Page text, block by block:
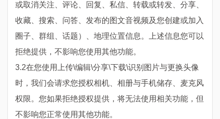
或取消关注、评论、回复、私信、转载或转发、分享、
收藏、搜索、问答、发布的图文音视频及您创建或加入
圈子、群组、话题）、地理位置信息。上述信息您可以
拒绝提供，不影响您使用其他功能。
3.2在您使用上传\编辑\分享\下载\识别图片与更换头像
时，我们会请求您授权相机、相册与手机储存、麦克风
权限。您如果拒绝授权提供，将无法使用相关功能，但
不影响您正常使用其他功能。